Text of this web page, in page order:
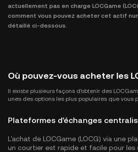
actuellement pas en charge LOCGame
comment vous pouvez acheter cet actif
détaillé ci-dessous.
Où pouvez-vous acheter les
Il existe plusieurs façons d'obtenir des
unes des options les plus populaires que vous
Plateformes d'échanges
L'achat de LOCGame (LOCG) via une
un courtier est rapide et facile pour les